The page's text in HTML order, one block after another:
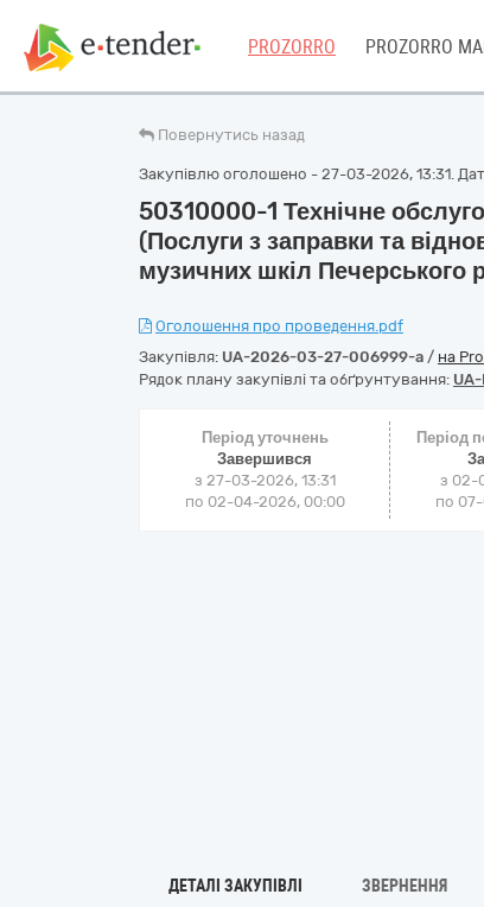
PROZORRO PROZORRO
Повернутись назад
Закупівлю оголошено - 27-03-2026, 13:31.
50310000-1 Технічне
(Послуги з заправки та
музичних шкіл Печерського
Оголошення про проведення.pdf
Закупівля: UA-2026-03-27-006999-a / на
Рядок плану закупівлі та обґрунтування:
Період уточнень
Завершився
з 27-03-2026, 13:31
по 02-04-2026, 00:00
Період
з 02-
по
ДЕТАЛІ ЗАКУПІВЛІ ЗВЕРНЕННЯ